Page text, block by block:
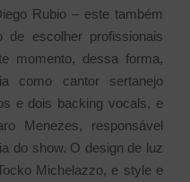
Rubio – este também
escolher profissionais
momento, dessa forma,
como cantor sertanejo
e dois backing vocals, e
Menezes, responsável
do show. O design de luz
Michelazzo, e style e